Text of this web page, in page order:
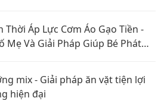
Thời Áp Lực Cơm Áo Gạo Tiền -
Mẹ Và Giải Pháp Giúp Bé Phát
mix - Giải pháp ăn vặt tiện lợi
hiện đại